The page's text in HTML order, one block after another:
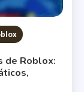
de Roblox: